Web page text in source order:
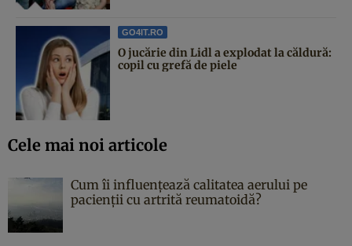
GO4IT.RO
O jucărie din Lidl a explodat la căldură:
copil cu grefă de piele
Cele mai noi articole
Cum îi influențează calitatea aerului pe
pacienții cu artrită reumatoidă?